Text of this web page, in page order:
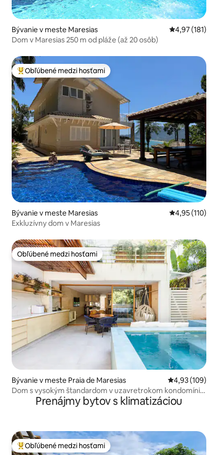
Bývanie v meste Maresias Priemerné
4,97 (181)
Dom v Maresias 250 m od pláže (až 20 osôb)
Najobľúbenejšie medzi hosťami
Obľúbené medzi hosťami
Bývanie v meste Maresias Priemerné
4,95 (110)
Exkluzívny dom v Maresias
Obľúbené medzi hosťami
Obľúbené medzi hosťami
Bývanie v meste Praia de Maresias Priemerné
4,93 (109)
Dom s vysokým štandardom v uzavretrokom kondomíniu
v MaresiasPrenájmy bytov s klimatizáciou
Najobľúbenejšie medzi hosťami
Obľúbené medzi hosťami